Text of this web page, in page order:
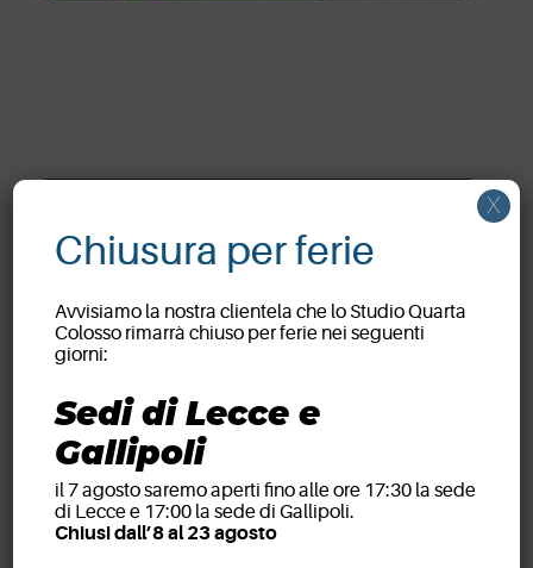
Partner ufficiali
dell’U.S. Lecce
Chiusura per ferie
Avvisiamo la nostra clientela che lo Studio Quarta
Colosso rimarrà chiuso per ferie nei seguenti
giorni:
Sedi di Lecce e
Gallipoli
il 7 agosto saremo aperti fino alle ore 17:30 la sede
di Lecce e 17:00 la sede di Gallipoli.
Chiusi dall’8 al 23 agosto
X